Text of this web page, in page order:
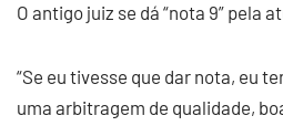
O antigo juiz se dá “nota 9” pela
“Se eu tivesse que dar nota, eu
uma arbitragem de qualidade,